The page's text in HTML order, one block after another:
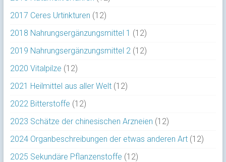
2017 Ceres Urtinkturen (12)
2018 Nahrungsergänzungsmittel 1 (12)
2019 Nahrungsergänzungsmittel 2 (12)
2020 Vitalpilze (12)
2021 Heilmittel aus aller Welt(12)
2022 Bitterstoffe (12)
2023 Schätze der chinesischen Arzneien (12)
2024 Organbeschreibungen der etwas anderen Art(12)
2025 Sekundäre Pflanzenstoffe (12)